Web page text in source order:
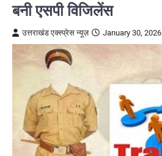
बनी एसपी विजिलेंस
उत्तराखंड एक्स्प्रेस न्यूज़ January 30, 2026